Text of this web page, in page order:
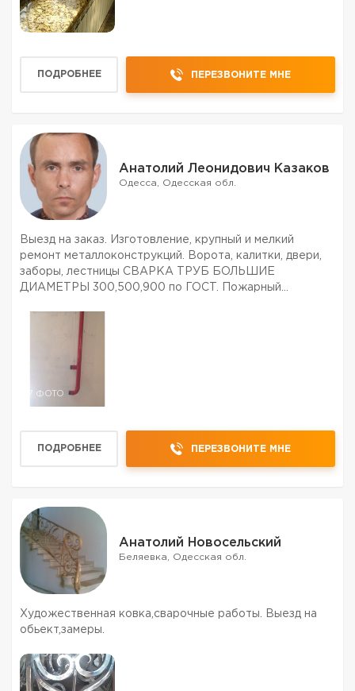
9 ФОТО
ПОДРОБНЕЕ ПЕРЕЗВОНИТЕ МНЕ
Анатолий Леонидович Казаков
Одесса, Одесская обл.
Выезд на заказ. Изготовление, крупный и мелкий
ремонт металлоконструкций. Ворота, калитки, двери,
заборы, лестницы СВАРКА ТРУБ БОЛЬШИЕ
ДИАМЕТРЫ 300,500,900 по ГОСТ. Пожарный
7 ФОТО
ПОДРОБНЕЕ ПЕРЕЗВОНИТЕ МНЕ
Анатолий Новосельский
Беляевка, Одесская обл.
Художественная ковка,сварочные работы. Выезд на
обьект,замеры.